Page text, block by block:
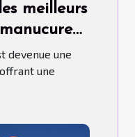
meilleurs
devenue une
une